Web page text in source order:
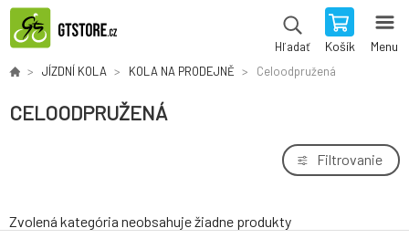
Hľadať Košík Menu
JÍZDNÍ KOLA KOLA NA PRODEJNĚ Celoodpružená
CELOODPRUŽENÁ
Filtrovanie
Zvolená kategória neobsahuje žiadne produkty